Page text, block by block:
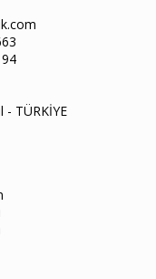
TÜRKİYE